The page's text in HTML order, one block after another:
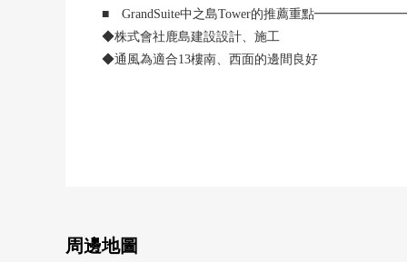
■ GrandSuite中之島Tower的推薦重點
◆株式會社鹿島建設設計、施工
◆通風為適合13樓南、西面的邊間良好
◆被采用復數層玻璃，優秀的斷熱性能
周邊地圖